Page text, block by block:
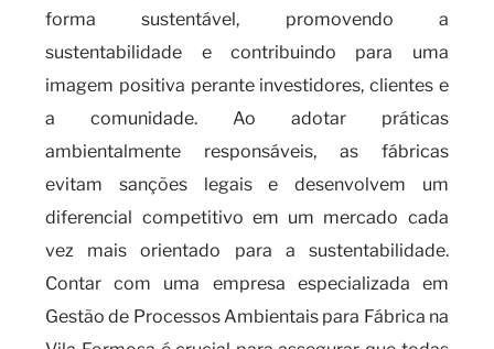
forma sustentável, promovendo a
sustentabilidade e contribuindo para uma
imagem positiva perante investidores, clientes e
a comunidade. Ao adotar práticas
ambientalmente responsáveis, as fábricas
evitam sanções legais e desenvolvem um
diferencial competitivo em um mercado cada
vez mais orientado para a sustentabilidade.
Contar com uma empresa especializada em
Gestão de Processos Ambientais para Fábrica na